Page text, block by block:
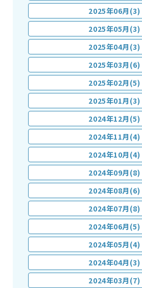
2025年06月(3)
2025年05月(3)
2025年04月(3)
2025年03月(6)
2025年02月(5)
2025年01月(3)
2024年12月(5)
2024年11月(4)
2024年10月(4)
2024年09月(8)
2024年08月(6)
2024年07月(8)
2024年06月(5)
2024年05月(4)
2024年04月(3)
2024年03月(7)